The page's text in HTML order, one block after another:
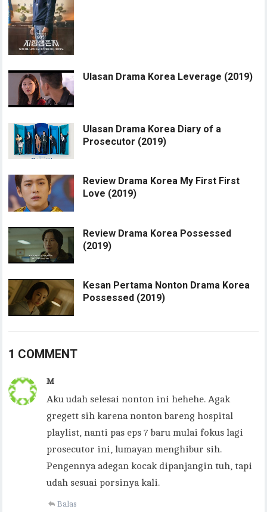
Ulasan Drama Korea Leverage (2019)
Ulasan Drama Korea Diary of a
Prosecutor (2019)
Review Drama Korea My First First
Love (2019)
Review Drama Korea Possessed
(2019)
Kesan Pertama Nonton Drama Korea
Possessed (2019)
1 COMMENT
M
Aku udah selesai nonton ini hehehe. Agak
gregett sih karena nonton bareng hospital
playlist, nanti pas eps 7 baru mulai fokus lagi
prosecutor ini, lumayan menghibur sih.
Pengennya adegan kocak dipanjangin tuh, tapi
udah sesuai porsinya kali.
Balas